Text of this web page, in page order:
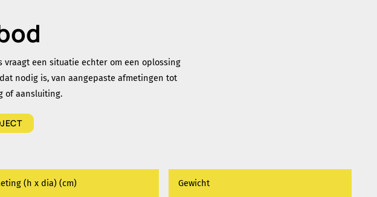
een situatie echter om een oplossing
nodig is, van aangepaste afmetingen tot
of aansluiting.
(h x dia) (cm) Gewicht